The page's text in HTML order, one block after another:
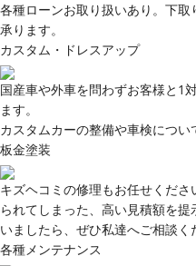
各種ローンお取り扱いあり。下
承ります。
カスタム・ドレスアップ
国産車や外車を問わずお客様と1
ます。
カスタムカーの整備や車検につい
板金塗装
キズヘコミの修理もお任せくだ
られてしまった、高い見積額を
いましたら、ぜひ私達へご相談く
各種メンテナンス